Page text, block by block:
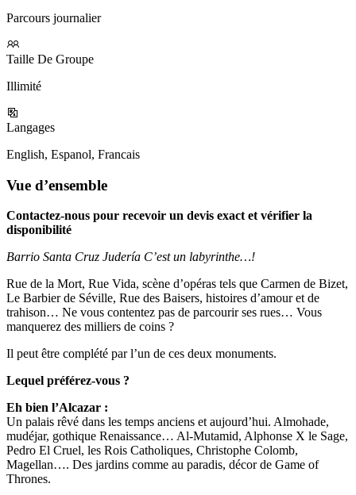
Parcours journalier
Taille De Groupe
Illimité
Langages
English, Espanol, Francais
Vue d’ensemble
Contactez-nous pour recevoir un devis exact et vérifier la
disponibilité
Barrio Santa Cruz Judería C’est un labyrinthe…!
Rue de la Mort, Rue Vida, scène d’opéras tels que Carmen de Bizet,
Le Barbier de Séville, Rue des Baisers, histoires d’amour et de
trahison… Ne vous contentez pas de parcourir ses rues… Vous
manquerez des milliers de coins ?
Il peut être complété par l’un de ces deux monuments.
Lequel préférez-vous ?
Eh bien l’Alcazar :
Un palais rêvé dans les temps anciens et aujourd’hui. Almohade,
mudéjar, gothique Renaissance… Al-Mutamid, Alphonse X le Sage,
Pedro El Cruel, les Rois Catholiques, Christophe Colomb,
Magellan…. Des jardins comme au paradis, décor de Game of
Thrones.